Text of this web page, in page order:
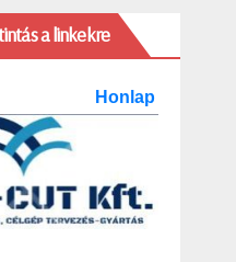
a linkekre
Honlap